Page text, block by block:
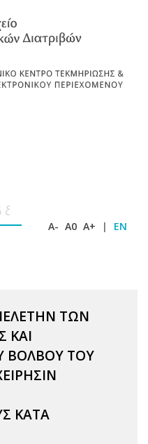
A- A0 A+ | EN
ΤΩΝ
ΚΑΙ
ΒΟΛΒΟΥ ΤΟΥ
ΚΑΤΑ